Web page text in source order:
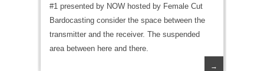
#1 presented by NOW hosted by Female Cut
Bardocasting consider the space between the
transmitter and the receiver. The suspended
area between here and there.
→